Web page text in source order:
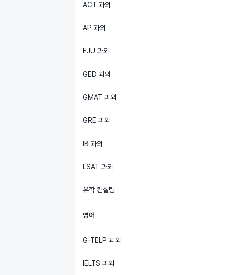
ACT 과외
AP 과외
EJU 과외
GED 과외
GMAT 과외
GRE 과외
IB 과외
LSAT 과외
유학 컨설팅
영어
G-TELP 과외
IELTS 과외